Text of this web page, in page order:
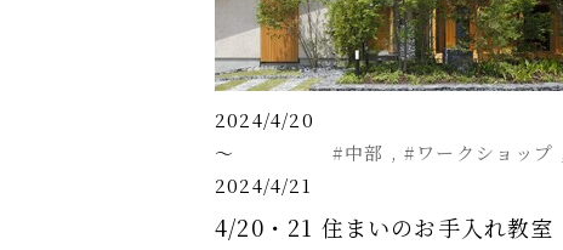
2024/4/20
～
2024/4/21
#中部 #ワークショップ
4/20・21 住まいのお手入れ教室